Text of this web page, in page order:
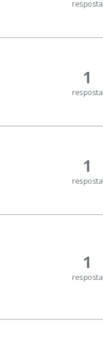
resposta
1
resposta
1
resposta
1
resposta